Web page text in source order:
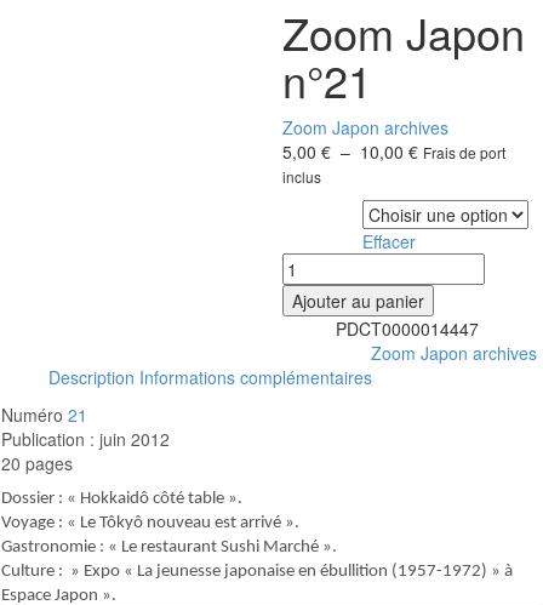
Zoom Japon
n°21
Zoom Japon archives
5,00 € – 10,00 €Plage
prix :
5,00 €
à
Frais de port
inclus
Effacer
quantité
de
Zoom
Ajouter au panier
PDCT0000014447
Zoom Japon archives
Description Informations complémentaires
Numéro 21
Publication : juin 2012
20 pages
Dossier : « Hokkaidô côté table ».
Voyage : « Le Tôkyô nouveau est arrivé ».
Gastronomie : « Le restaurant Sushi Marché ».
Culture : » Expo « La jeunesse japonaise en ébullition (1957-1972) » à
Espace Japon ».